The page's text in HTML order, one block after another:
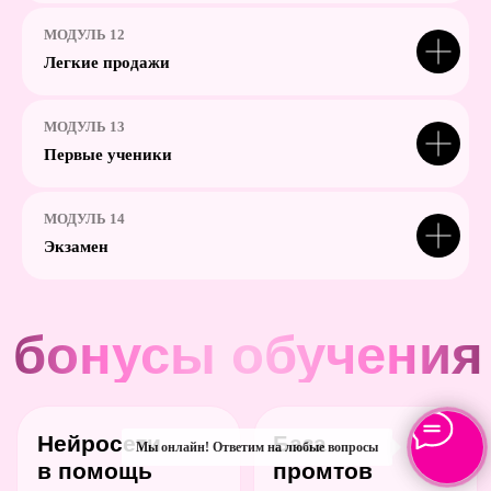
МОДУЛЬ 12
Легкие продажи
МОДУЛЬ 13
Первые ученики
МОДУЛЬ 14
Экзамен
Чат участников
Чат с куратором на 20 человек
Эфиры с ответами на вопросы после
12 групповых созвонов с куратором
Обратная связь от куратора по
АККРЕДИТАЦИЯ ОТ БУРЛЕСК
Мы онлайн! Ответим на любые вопросы